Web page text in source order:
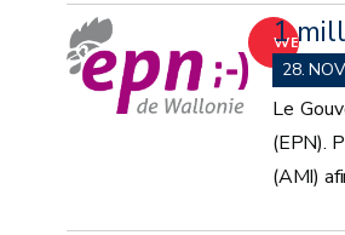
WEITER
1
28.
Le
(EPN).
(AMI)